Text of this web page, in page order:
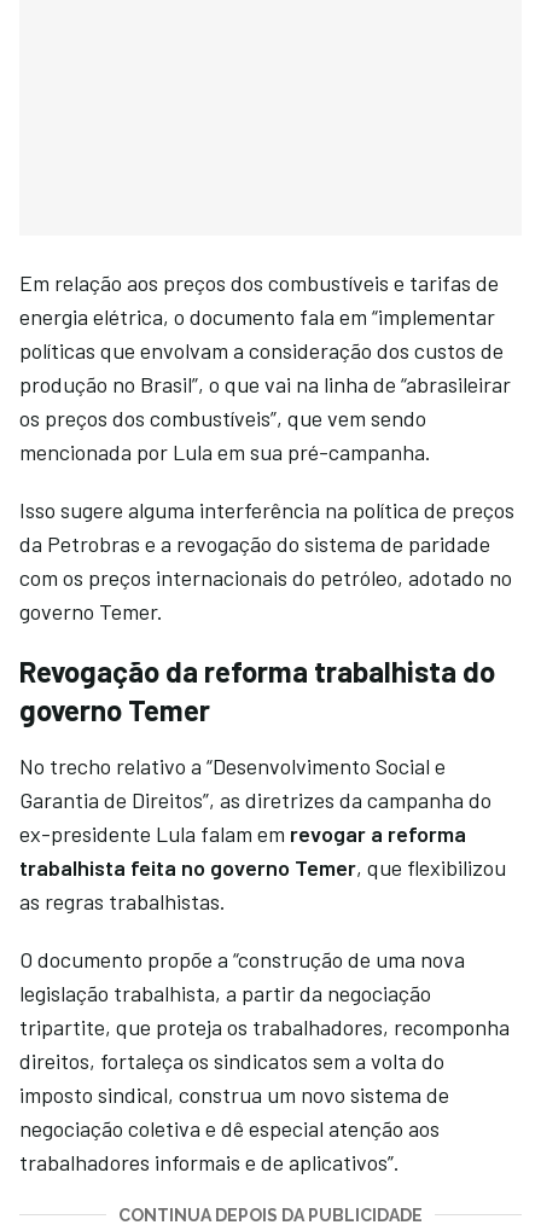
Em relação aos preços dos combustíveis e tarifas de
energia elétrica, o documento fala em “implementar
políticas que envolvam a consideração dos custos de
produção no Brasil”, o que vai na linha de “abrasileirar
os preços dos combustíveis”, que vem sendo
mencionada por Lula em sua pré-campanha.
Isso sugere alguma interferência na política de preços
da Petrobras e a revogação do sistema de paridade
com os preços internacionais do petróleo, adotado no
governo Temer.
Revogação da reforma trabalhista do
governo Temer
No trecho relativo a “Desenvolvimento Social e
Garantia de Direitos”, as diretrizes da campanha do
ex-presidente Lula falam em revogar a reforma
trabalhista feita no governo Temer, que flexibilizou
as regras trabalhistas.
O documento propõe a “construção de uma nova
legislação trabalhista, a partir da negociação
tripartite, que proteja os trabalhadores, recomponha
direitos, fortaleça os sindicatos sem a volta do
imposto sindical, construa um novo sistema de
negociação coletiva e dê especial atenção aos
trabalhadores informais e de aplicativos”.
CONTINUA DEPOIS DA PUBLICIDADE